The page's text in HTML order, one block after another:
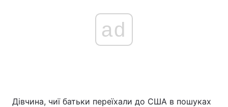
ad
Дівчина, чиї батьки переїхали до США в пошуках